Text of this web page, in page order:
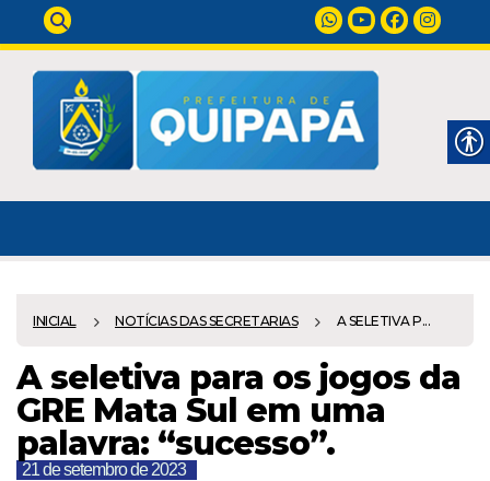
INICIAL NOTÍCIAS DAS SECRETARIAS A SELETIVA P...
A seletiva para os jogos da
GRE Mata Sul em uma
palavra: “sucesso”.
21 de setembro de 2023